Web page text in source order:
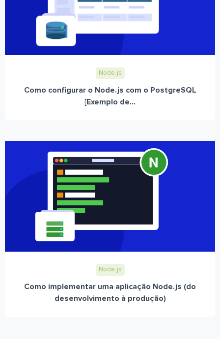
Node.js
Como configurar o Node.js com o PostgreSQL
[Exemplo de...
Node.js
Como implementar uma aplicação Node.js (do
desenvolvimento à produção)